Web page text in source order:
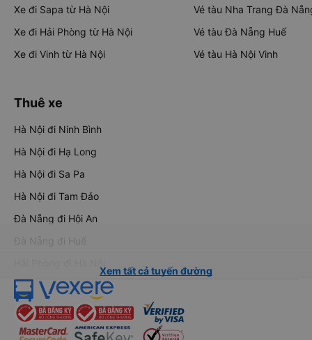
Xe đi Sapa từ Hà Nội
Xe đi Hải Phòng từ Hà Nội
Xe đi Vinh từ Hà Nội
Vé tàu Nha Trang Đà
Vé tàu Đà Nẵng Huế
Vé tàu Hà Nội Vinh
Thuê xe
Hà Nội đi Ninh Bình
Hà Nội đi Hạ Long
Hà Nội đi Sa Pa
Hà Nội đi Tam Đảo
Đà Nẵng đi Hội An
Đà Nẵng đi Huế
Xem tất cả tuyến đường